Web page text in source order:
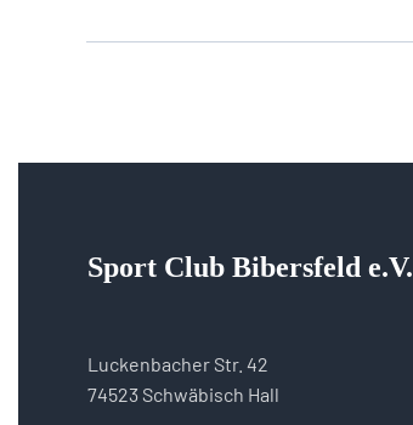
Sport Club Bibersfeld e.V.
Luckenbacher Str. 42
74523 Schwäbisch Hall